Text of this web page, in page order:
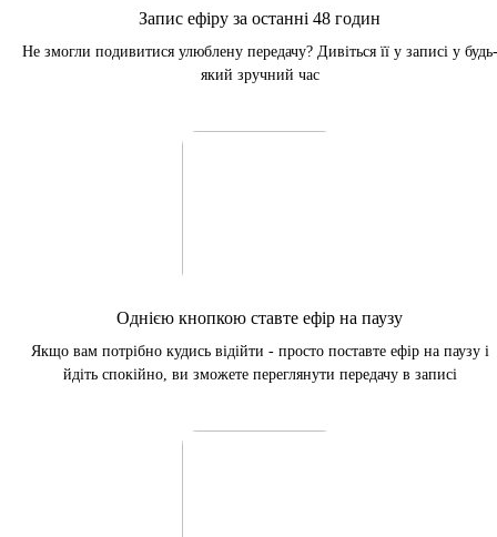
Запис ефіру за останні 48 годин
Не змогли подивитися улюблену передачу? Дивіться її у записі у будь-
який зручний час
Однією кнопкою ставте ефір на паузу
Якщо вам потрібно кудись відійти - просто поставте ефір на паузу і
йдіть спокійно, ви зможете переглянути передачу в записі